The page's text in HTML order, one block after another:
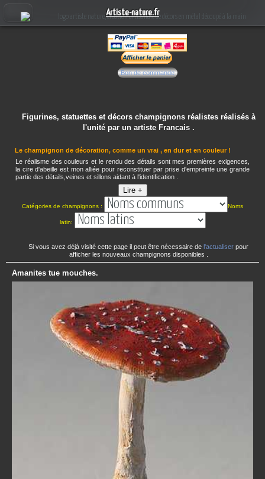
Bon de commande
Figurines, statuettes et décors champignons réalistes réalisés à
l'unité par un artiste Francais .
Le champignon de décoration, comme un vrai , en dur et en couleur !
Le réalisme des couleurs et le rendu des détails sont mes premières exigences,
la cire d'abeille est mon alliée pour reconstituer par prise d'empreinte une grande
partie des détails,veines et sillons aidant à l'identification .
Lire +
Catégories de champignons : Noms
latin:
Si vous avez déjà visité cette page il peut être nécessaire de l'actualiser pour
afficher les nouveaux champignons disponibles .
Amanites tue mouches.
Artiste-nature.fr